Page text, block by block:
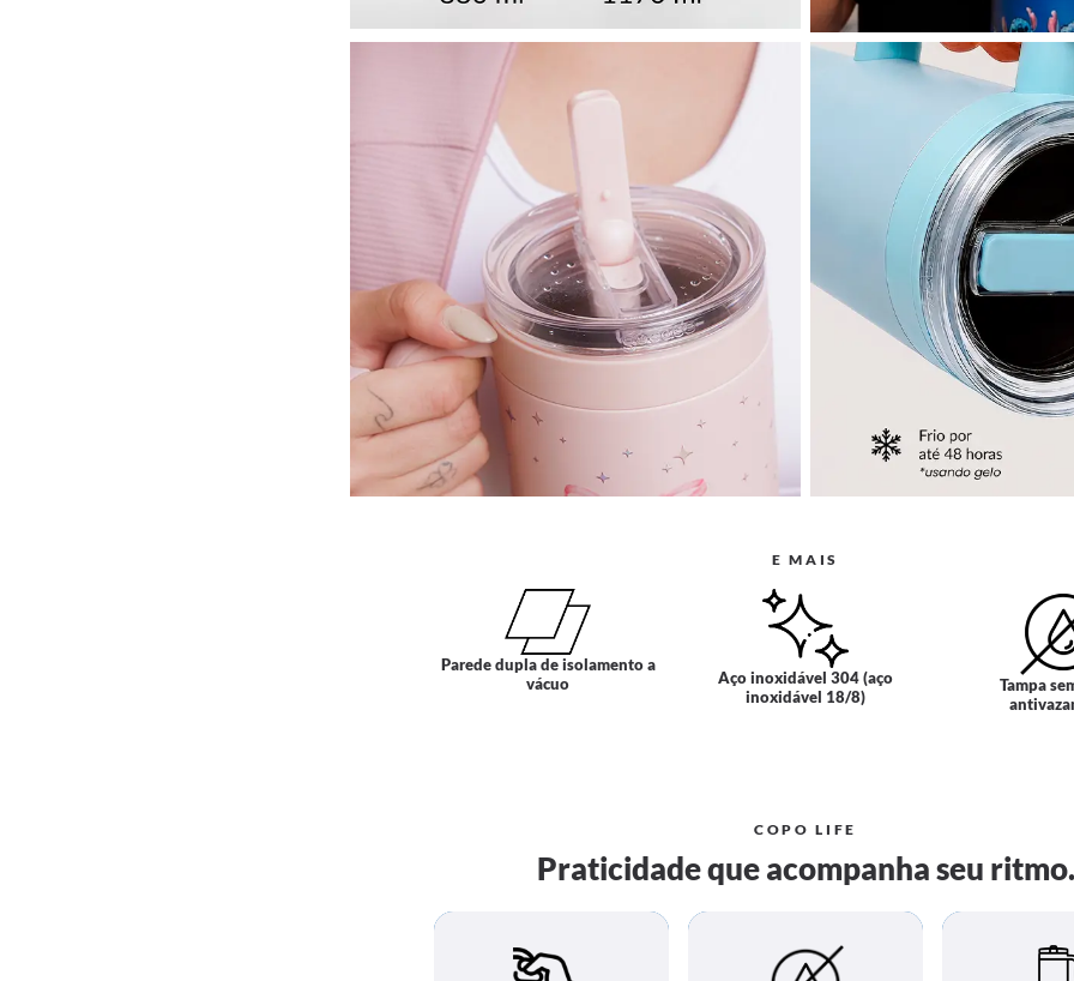
E MAIS
Parede dupla de isolamento a
vácuo
Aço inoxidável 304 (aço
inoxidável 18/8)
Tampa
COPO LIFE
Praticidade que acompanha seu ritmo.